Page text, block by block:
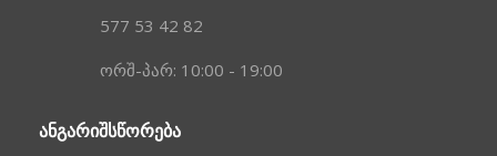
577 53 42 82
ორშ-პარ: 10:00 - 19:00
ᲐᲜᲒᲐᲠᲘᲨᲡᲬᲝᲠᲔᲑᲐ